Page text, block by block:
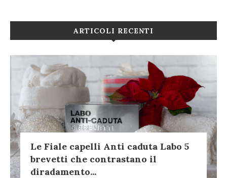
ARTICOLI RECENTI
Le Fiale capelli Anti caduta Labo 5
brevetti che contrastano il
diradamento...